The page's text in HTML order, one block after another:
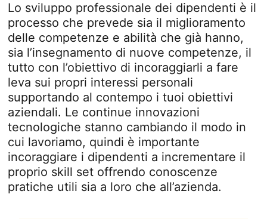
Lo sviluppo professionale dei dipendenti è il
processo che prevede sia il miglioramento
delle competenze e abilità che già hanno,
sia l’insegnamento di nuove competenze, il
tutto con l’obiettivo di incoraggiarli a fare
leva sui propri interessi personali
supportando al contempo i tuoi obiettivi
aziendali. Le continue innovazioni
tecnologiche stanno cambiando il modo in
cui lavoriamo, quindi è importante
incoraggiare i dipendenti a incrementare il
proprio skill set offrendo conoscenze
pratiche utili sia a loro che all’azienda.